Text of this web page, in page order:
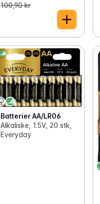
100,90 kr
Batterier AA/LR06
Alkaliske, 1.5V, 20 stk,
Everyday